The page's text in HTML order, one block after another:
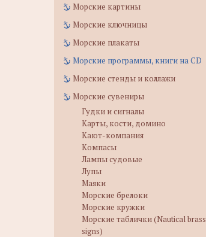
Морские картины
Морские ключницы
Морские плакаты
Морские программы, книги на CD
Морские стенды и коллажи
Морские сувениры
Гудки и сигналы
Карты, кости, домино
Кают-компания
Компасы
Лампы судовые
Лупы
Маяки
Морские брелоки
Морские кружки
Морские таблички (Nautical brass
signs)